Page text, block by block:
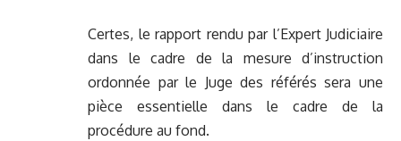
Certes, le rapport rendu par l’Expert Judiciaire
dans le cadre de la mesure d’instruction
ordonnée par le Juge des référés sera une
pièce essentielle dans le cadre de la
procédure au fond.